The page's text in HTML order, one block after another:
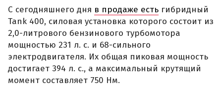
С сегодняшнего дня в продаже есть гибридный
Tank 400, силовая установка которого состоит из
2,0-литрового бензинового турбомотора
мощностью 231 л. с. и 68-сильного
электродвигателя. Их общая пиковая мощность
достигает 394 л. с., а максимальный крутящий
момент составляет 750 Нм.